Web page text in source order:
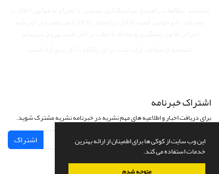
این وب سایت از کوکی ها برای اطمینان از ارائه بهترین
خدمات استفاده می کند.
متوجه شدم
اشتراک خبرنامه
برای دریافت اخبار و اطلاعیه های مهم نشریه در خبرنامه نشریه مشترک شوید.
اشتراک